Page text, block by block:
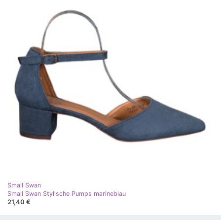
Small Swan
Small Swan Stylische Pumps marineblau
21,40 €